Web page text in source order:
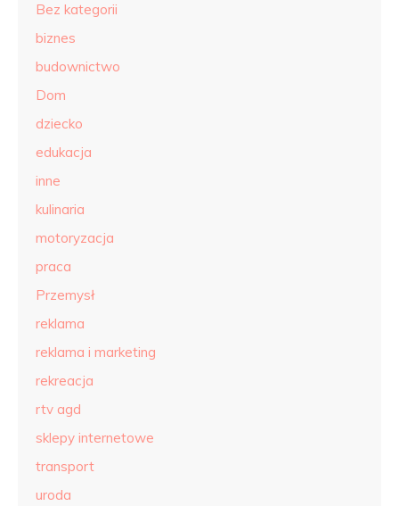
Bez kategorii
biznes
budownictwo
Dom
dziecko
edukacja
inne
kulinaria
motoryzacja
praca
Przemysł
reklama
reklama i marketing
rekreacja
rtv agd
sklepy internetowe
transport
uroda